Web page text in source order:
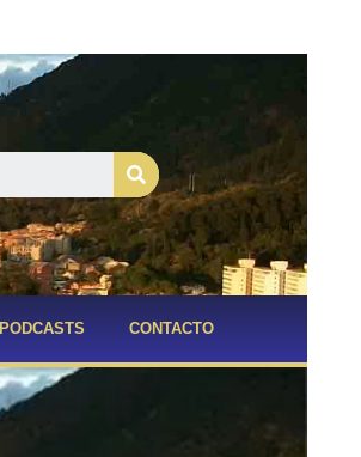
Buscar
PODCASTS CONTACTO